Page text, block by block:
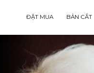
ĐẶT MUA